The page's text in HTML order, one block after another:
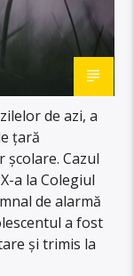
de azi, a
țară
Cazul
a la Colegiul
de alarmă
a fost
și trimis la